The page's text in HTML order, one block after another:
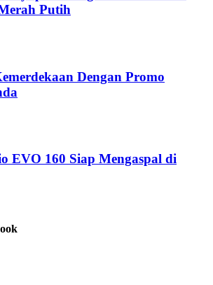
Putih
Dengan Promo
EVO 160 Siap Mengaspal di